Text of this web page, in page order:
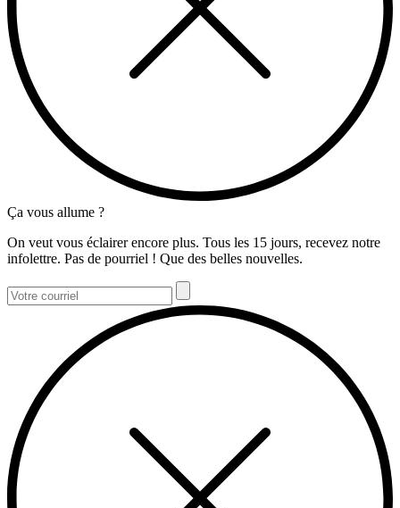
Ça vous allume ?
On veut vous éclairer encore plus. Tous les 15 jours, recevez notre
infolettre. Pas de pourriel ! Que des belles nouvelles.